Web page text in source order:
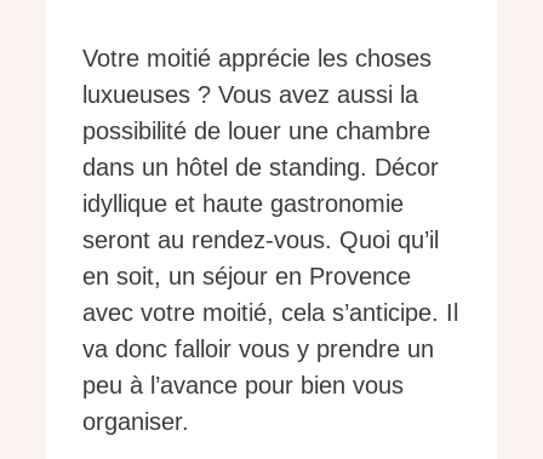
Votre moitié apprécie les choses
luxueuses ? Vous avez aussi la
possibilité de louer une chambre
dans un hôtel de standing. Décor
idyllique et haute gastronomie
seront au rendez-vous. Quoi qu’il
en soit, un séjour en Provence
avec votre moitié, cela s’anticipe. Il
va donc falloir vous y prendre un
peu à l’avance pour bien vous
organiser.